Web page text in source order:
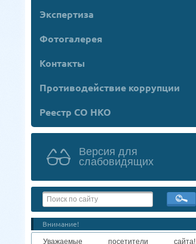
Экспертиза
Фотогалерея
Контакты
Противодействие коррупции
Реестр СО НКО
Версия для
слабовидящих
Внимание!
Уважаемые посетители сайта!